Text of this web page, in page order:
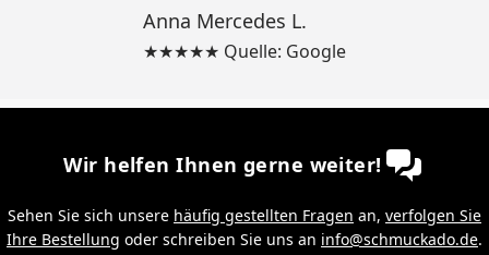
Anna Mercedes L.
★★★★★ Quelle: Google
Wir helfen Ihnen gerne weiter!
Sehen Sie sich unsere häufig gestellten Fragen an, verfolgen Sie
Ihre Bestellung oder schreiben Sie uns an info@schmuckado.de.